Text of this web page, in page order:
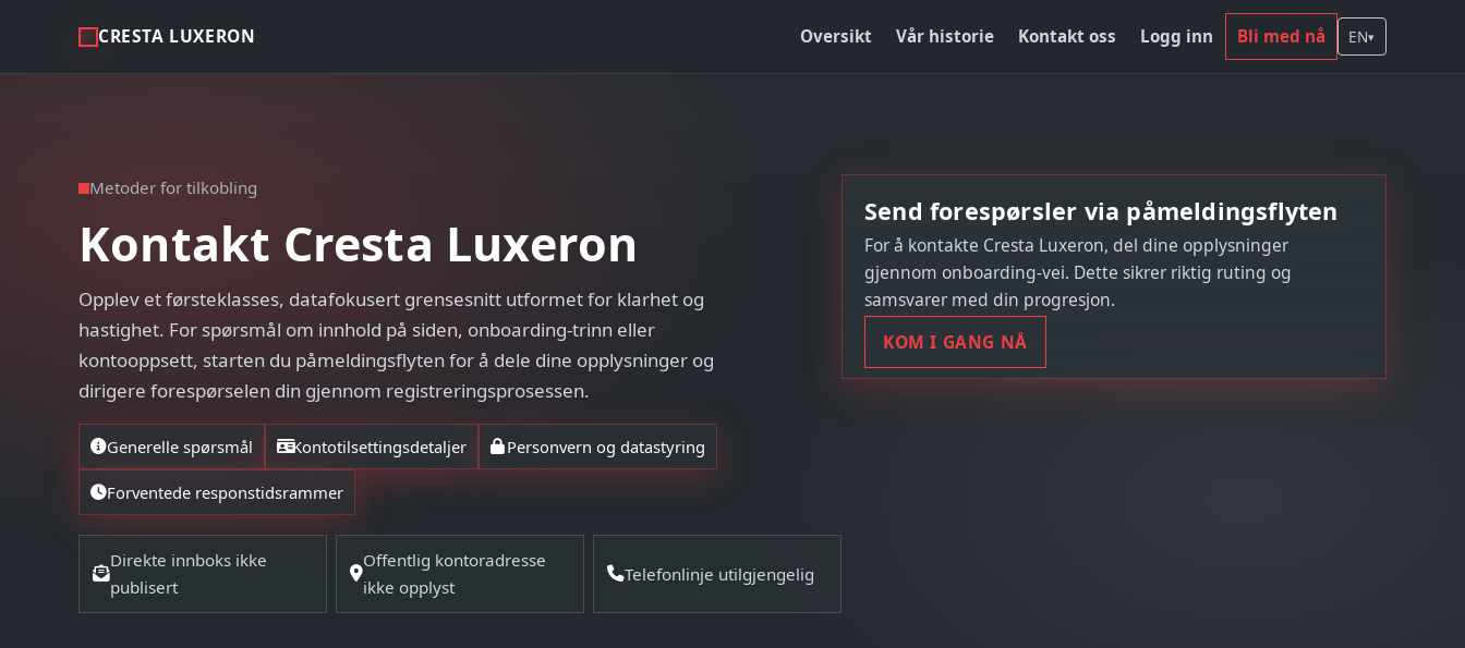
CRESTA LUXERON Oversikt Vår historie Kontakt oss Logg inn Bli med nå EN▾
Metoder for tilkobling
Kontakt Cresta Luxeron
Opplev et førsteklasses, datafokusert grensesnitt utformet for klarhet og
hastighet. For spørsmål om innhold på siden, onboarding-trinn eller
kontooppsett, starten du påmeldingsflyten for å dele dine opplysninger og
dirigere forespørselen din gjennom registreringsprosessen.
Generelle spørsmål Kontotilsettingsdetaljer Personvern og datastyring
Forventede responstidsrammer
Direkte innboks ikke
publisert
Offentlig kontoradresse
ikke opplyst
Telefonlinje utilgjengelig
Send forespørsler via påmeldingsflyten
For å kontakte Cresta Luxeron, del dine opplysninger
gjennom onboarding-vei. Dette sikrer riktig ruting og
samsvarer med din progresjon.
KOM I GANG NÅ